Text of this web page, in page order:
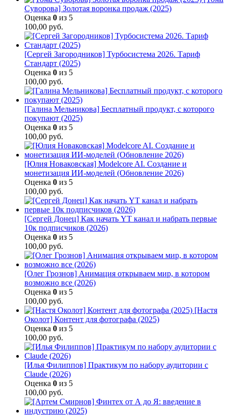
Суворова] Золотая воронка продаж (2025)
Оценка 0 из 5
100,00 руб.
[Сергей Загородников] Турбосистема 2026. Тариф
Стандарт (2025)
Оценка 0 из 5
100,00 руб.
[Галина Мельникова] Бесплатный продукт, с которого
покупают (2025)
Оценка 0 из 5
100,00 руб.
[Юлия Новаковская] Modelcore AI. Создание и
монетизация ИИ-моделей (Обновление 2026)
Оценка 0 из 5
100,00 руб.
[Сергей Донец] Как начать YT канал и набрать первые
10к подписчиков (2026)
Оценка 0 из 5
100,00 руб.
[Олег Грознов] Анимация открываем мир, в котором
возможно все (2026)
Оценка 0 из 5
100,00 руб.
[Настя
Околот] Контент для фотографа (2025)
Оценка 0 из 5
100,00 руб.
[Илья Филиппов] Практикум по набору аудитории с
Claude (2026)
Оценка 0 из 5
100,00 руб.